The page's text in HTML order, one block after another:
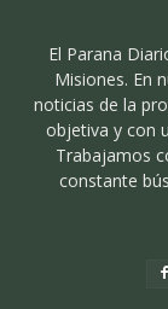
El Parana
Misiones. En
noticias de la
objetiva y con
Trabajamos
constante